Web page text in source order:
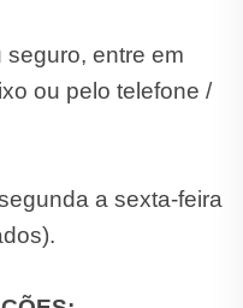
entre em
ou pelo telefone /
a sexta-feira